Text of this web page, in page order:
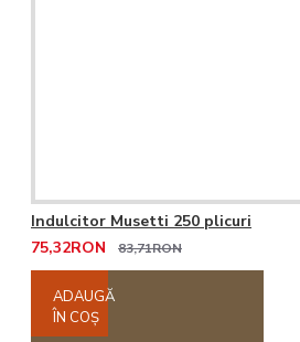
Indulcitor Musetti 250 plicuri
75,32RON
83,71RON
ADAUGĂ
ÎN COŞ